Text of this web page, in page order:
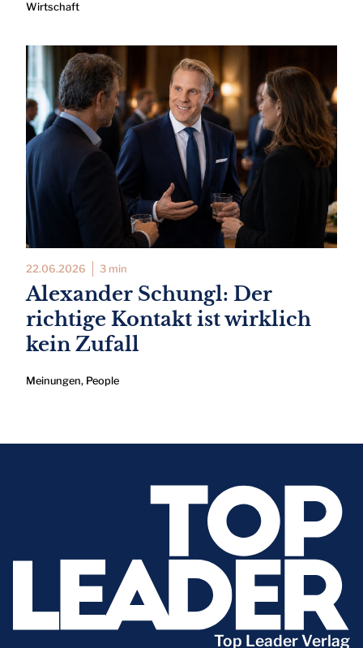
Wirtschaft
22.06.2026 3 min
Alexander Schungl: Der
richtige Kontakt ist wirklich
kein Zufall
Meinungen, People
Top Leader Verlag